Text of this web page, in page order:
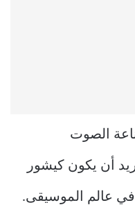
الصوت
أن يكون كيشور
في عالم الموسيقى.